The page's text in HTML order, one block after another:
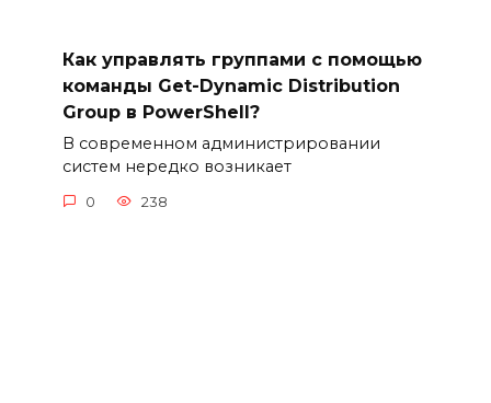
Как управлять группами с помощью
команды Get-Dynamic Distribution
Group в PowerShell?
В современном администрировании
систем нередко возникает
0 238